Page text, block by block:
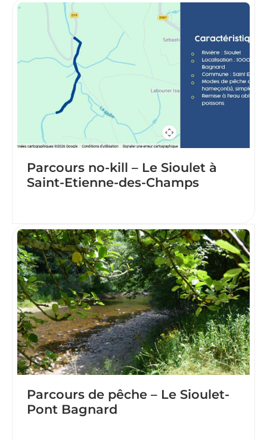
Parcours no-kill – Le Sioulet à
Saint-Etienne-des-Champs
Parcours de pêche – Le Sioulet-
Pont Bagnard